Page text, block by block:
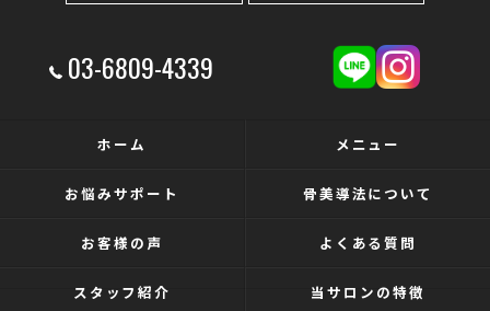
03-6809-4339
ホーム メニュー
お悩みサポート 骨美導法について
お客様の声 よくある質問
スタッフ紹介 当サロンの特徴